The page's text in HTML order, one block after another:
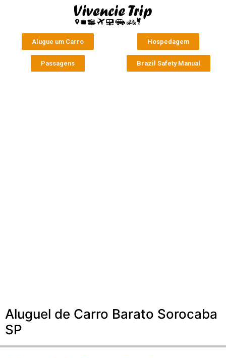
Alugue um Carro Hospedagem
Passagens Brazil Safety Manual
Aluguel de Carro Barato Sorocaba
SP